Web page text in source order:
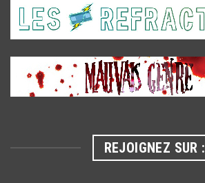
REJOIGNEZ SUR :